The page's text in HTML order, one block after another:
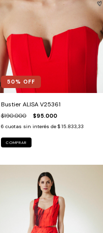
50% OFF
Bustier ALISA V25361
$190.000 $95.000
6 cuotas sin interés de $ 15.833,33
COMPRAR